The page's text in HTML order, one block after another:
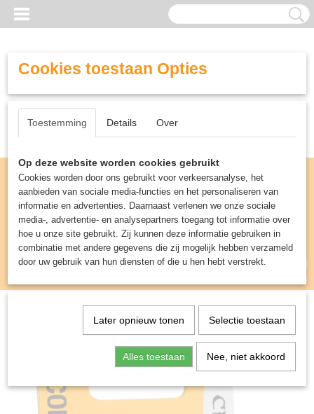
Inloggen Registreren
UW WINKELWAGEN
(0)
Miniature Gaming>Plastic Glue
Cookies toestaan Opties
Toestemming Details Over
Op deze website worden cookies gebruikt
Cookies worden door ons gebruikt voor verkeersanalyse, het
aanbieden van sociale media-functies en het personaliseren van
informatie en advertenties. Daarnaast verlenen we onze sociale
media-, advertentie- en analysepartners toegang tot informatie over
hoe u onze site gebruikt. Zij kunnen deze informatie gebruiken in
combinatie met andere gegevens die zij mogelijk hebben verzameld
door uw gebruik van hun diensten of die u hen hebt verstrekt.
Later opnieuw tonen Selectie toestaan
Alles toestaan Nee, niet akkoord